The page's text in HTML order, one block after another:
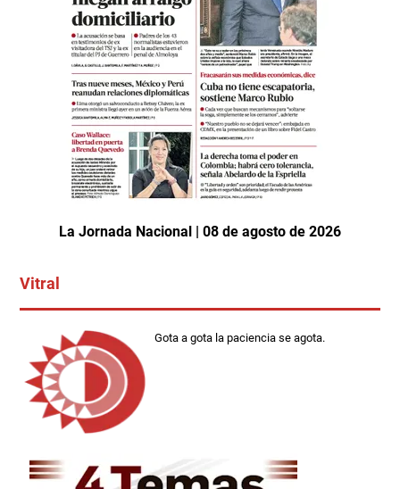
La Jornada Nacional | 08 de agosto de 2026
Vitral
Gota a gota la paciencia se agota.